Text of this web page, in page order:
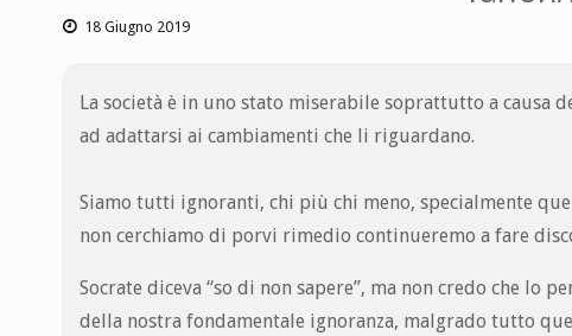
18 Giugno 2019
La società è in uno stato miserabile soprattutto a causa
ad adattarsi ai cambiamenti che li riguardano.
Siamo tutti ignoranti, chi più chi meno, specialmente
non cerchiamo di porvi rimedio continueremo a fare
Socrate diceva “so di non sapere”, ma non credo che lo
della nostra fondamentale ignoranza, malgrado tutto